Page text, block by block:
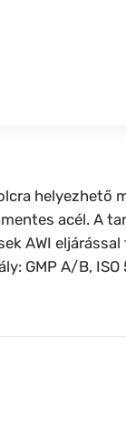
helyezhető
acél. A
AWI
GMP A/B, ISO